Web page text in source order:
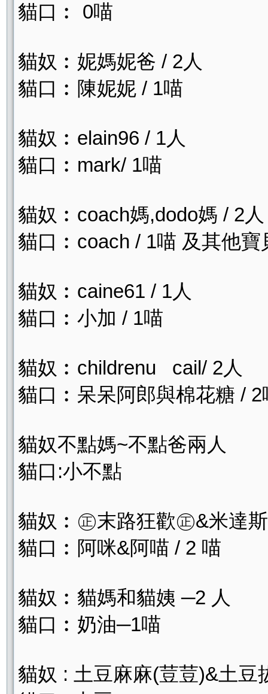
貓口︰ 0喵
貓奴︰妮媽妮爸 / 2人
貓口︰陳妮妮 / 1喵
貓奴︰elain96 / 1人
貓口︰mark/ 1喵
貓奴︰coach媽,dodo媽 / 2人
貓口︰coach / 1喵 及其他寶
貓奴︰caine61 / 1人
貓口︰小加 / 1喵
貓奴︰childrenu cail/ 2人
貓口︰呆呆阿郎與棉花糖 / 2
貓奴不點媽~不點爸兩人
貓口:小不點
貓奴︰㊣末路狂歡㊣&米達
貓口︰阿咪&阿喵 / 2 喵
貓奴︰貓媽和貓姨 ─2 人
貓口︰奶油─1喵
貓奴 : 土豆麻麻(荳荳)&土豆